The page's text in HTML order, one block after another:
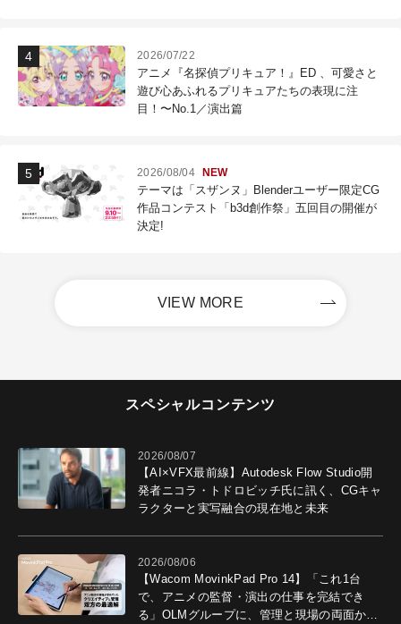
2026/07/22
アニメ『名探偵プリキュア！』ED 、可愛さと
遊び心あふれるプリキュアたちの表現に注
目！〜No.1／演出篇
2026/08/04 NEW
テーマは「スザンヌ」Blenderユーザー限定CG
作品コンテスト「b3d創作祭」五回目の開催が
決定!
VIEW MORE
スペシャルコンテンツ
2026/08/07
【AI×VFX最前線】Autodesk Flow Studio開
発者ニコラ・トドロビッチ氏に訊く、CGキャ
ラクターと実写融合の現在地と未来
2026/08/06
【Wacom MovinkPad Pro 14】「これ1台
で、アニメの監督・演出の仕事を完結でき
る」OLMグループに、管理と現場の両面から